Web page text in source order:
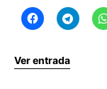
Ver entrada